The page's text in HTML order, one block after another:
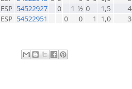
ESP 54522927 0 1 ½ 0 1,5 4
ESP 54522951 0 0 1 1,0 3